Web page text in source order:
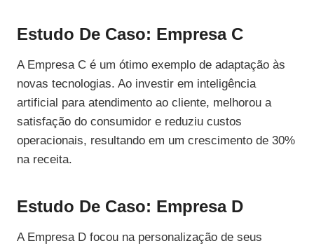
Estudo De Caso: Empresa C
A Empresa C é um ótimo exemplo de adaptação às
novas tecnologias. Ao investir em inteligência
artificial para atendimento ao cliente, melhorou a
satisfação do consumidor e reduziu custos
operacionais, resultando em um crescimento de 30%
na receita.
Estudo De Caso: Empresa D
A Empresa D focou na personalização de seus